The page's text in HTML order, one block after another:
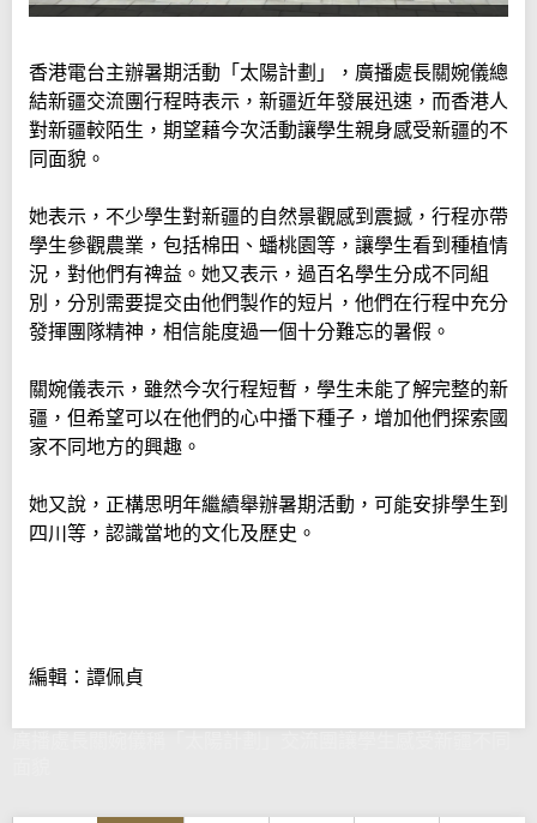
香港電台主辦暑期活動「太陽計劃」，廣播處長關婉儀總
結新疆交流團行程時表示，新疆近年發展迅速，而香港人
對新疆較陌生，期望藉今次活動讓學生親身感受新疆的不
同面貌。
她表示，不少學生對新疆的自然景觀感到震撼，行程亦帶
學生參觀農業，包括棉田、蟠桃園等，讓學生看到種植情
況，對他們有禆益。她又表示，過百名學生分成不同組
別，分別需要提交由他們製作的短片，他們在行程中充分
發揮團隊精神，相信能度過一個十分難忘的暑假。
關婉儀表示，雖然今次行程短暫，學生未能了解完整的新
疆，但希望可以在他們的心中播下種子，增加他們探索國
家不同地方的興趣。
她又說，正構思明年繼續舉辦暑期活動，可能安排學生到
四川等，認識當地的文化及歷史。
編輯：譚佩貞